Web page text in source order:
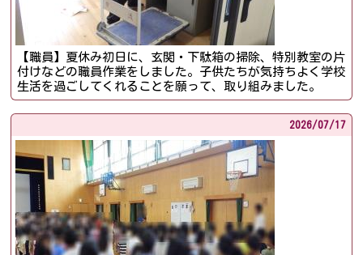
【職員】夏休み初日に、玄関・下駄箱の掃除、特別教室の片
付けなどの職員作業をしました。子供たちが気持ちよく学校
生活を過ごしてくれることを願って、取り組みました。
2026/07/17